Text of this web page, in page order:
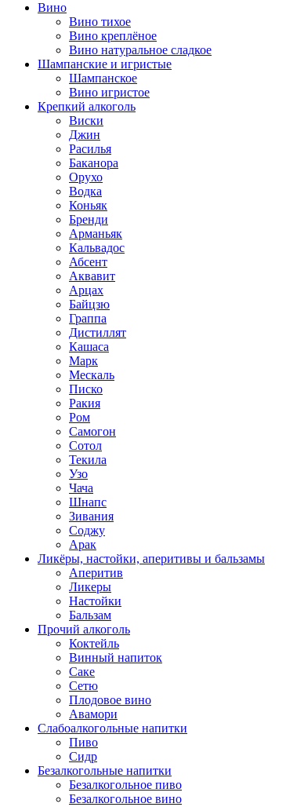
Вино
Вино тихое
Вино креплёное
Вино натуральное сладкое
Шампанские и игристые
Шампанское
Вино игристое
Крепкий алкоголь
Виски
Джин
Расилья
Баканора
Орухо
Водка
Коньяк
Бренди
Арманьяк
Кальвадос
Абсент
Аквавит
Арцах
Байцзю
Граппа
Дистиллят
Кашаса
Марк
Мескаль
Писко
Ракия
Ром
Самогон
Сотол
Текила
Узо
Чача
Шнапс
Зивания
Соджу
Арак
Ликёры, настойки, аперитивы и бальзамы
Аперитив
Ликеры
Настойки
Бальзам
Прочий алкоголь
Коктейль
Винный напиток
Саке
Сетю
Плодовое вино
Авамори
Слабоалкогольные напитки
Пиво
Сидр
Безалкогольные напитки
Безалкогольное пиво
Безалкогольное вино